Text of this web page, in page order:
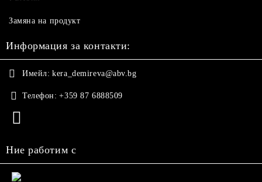
Замяна на продукт
Информация за контакти:
Имейл: kera_demireva@abv.bg
Телефон: +359 87 6888509
Ние работим с